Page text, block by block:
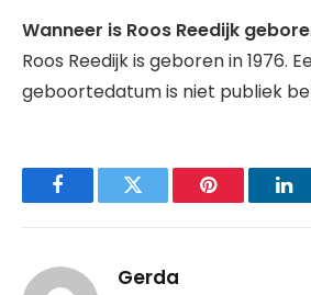
Wanneer is Roos Reedijk
Roos Reedijk is geboren in 1976.
geboortedatum is niet publiek
FacebookTwitter Pinterest
Gerda